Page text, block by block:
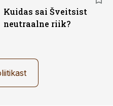
Kuidas sai Šveitsist
neutraalne riik?